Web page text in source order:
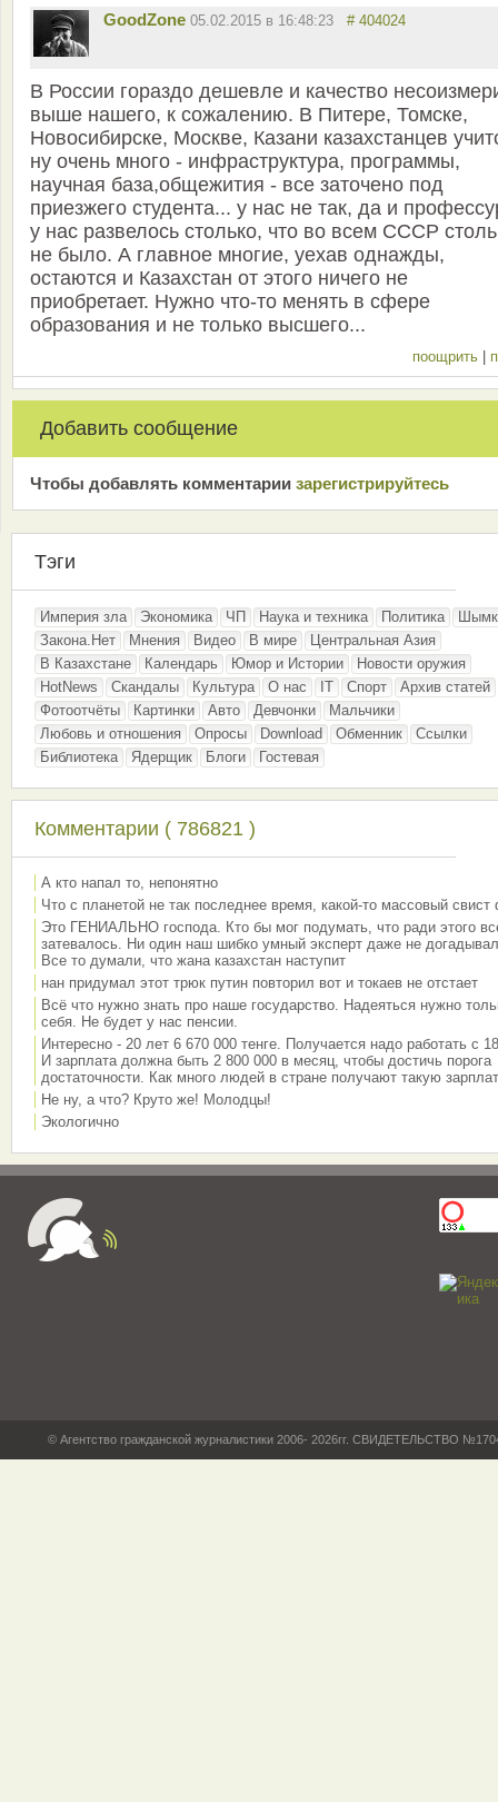
GoodZone 05.02.2015 в 16:48:23 # 404024
В России гораздо дешевле и качество
выше нашего, к сожалению. В Питере, Томске,
Новосибирске, Москве, Казани казахстанцев
ну очень много - инфраструктура, программы,
научная база,общежития - все заточено под
приезжего студента... у нас не так, да и
у нас развелось столько, что во всем СССР
не было. А главное многие, уехав однажды,
остаются и Казахстан от этого ничего не
приобретает. Нужно что-то менять в сфере
образования и не только высшего...
поощрить
Добавить сообщение
Чтобы добавлять комментарии зарeгиcтрирyйтeсь
Тэги
Империя зла Экономика ЧП Наука и техника Политика
Закона.Нет
Мнения Видео В мире
Центральная Азия
В Казахстане
Календарь Юмор и Истории
Новости оружия
HotNews
Скандалы Культура О нас IT Спорт
Архив статей
Фотоотчёты
Картинки Авто Девчонки
Мальчики
Любовь и отношения
Опросы Download Обменник
Ссылки
Библиотека
Ядерщик Блоги Гостевая
Комментарии ( 786821 )
А кто напал то, непонятно
Что с планетой не так последнее время, какой-то массовый свист
Это ГЕНИАЛЬНО господа. Кто бы мог подумать, что ради этого
затевалось. Ни один наш шибко умный эксперт даже не
Все то думали, что жана казахстан наступит
нан придумал этот трюк путин повторил вот и токаев не отстает
Всё что нужно знать про наше государство. Надеяться нужно
себя. Не будет у нас пенсии.
Интересно - 20 лет 6 670 000 тенге. Получается надо работать с
И зарплата должна быть 2 800 000 в месяц, чтобы достичь порога
достаточности. Как много людей в стране получают такую
Не ну, а что? Круто же! Молодцы!
Экологично
© Агентство гражданской журналистики 2006- 2026гг. СВИДЕТЕЛЬСТВО